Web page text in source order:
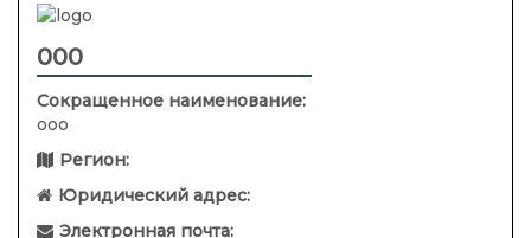
000
Сокращенное наименование:
ооо
Регион:
Юридический адрес:
Электронная почта: